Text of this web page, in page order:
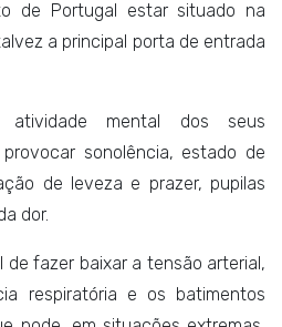
de Portugal estar situado na
a principal porta de entrada
mental dos seus
sonolência, estado de
de leveza e prazer, pupilas
dor.
de fazer baixar a tensão arterial,
respiratória e os batimentos